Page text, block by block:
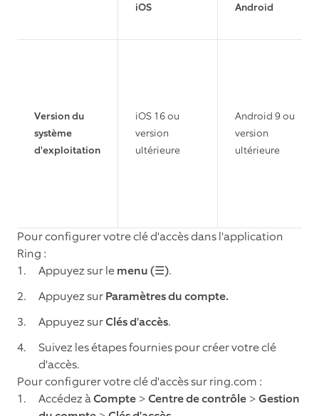
iOS Android
Version du
système
d'exploitation
iOS 16 ou
version
ultérieure
Android 9 ou
version
ultérieure
Pour configurer votre clé d'accès dans l'application
Ring :
Appuyez sur lemenu (☰).
Appuyez surParamètres du compte.
Appuyez surClés d'accès.
Suivez les étapes fournies pour créer votre clé
d'accès.
Pour configurer votre clé d'accès sur ring.com :
Accédez àCompte >Centre de contrôle >Gestion